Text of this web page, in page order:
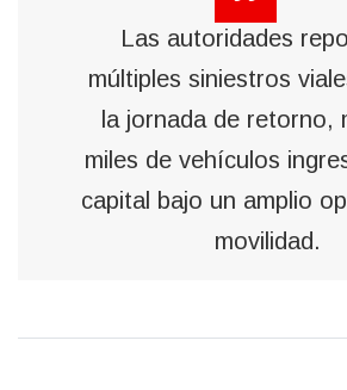
Las autoridades
múltiples siniestros
la jornada de retorno,
miles de vehículos
capital bajo un amplio
movilidad.